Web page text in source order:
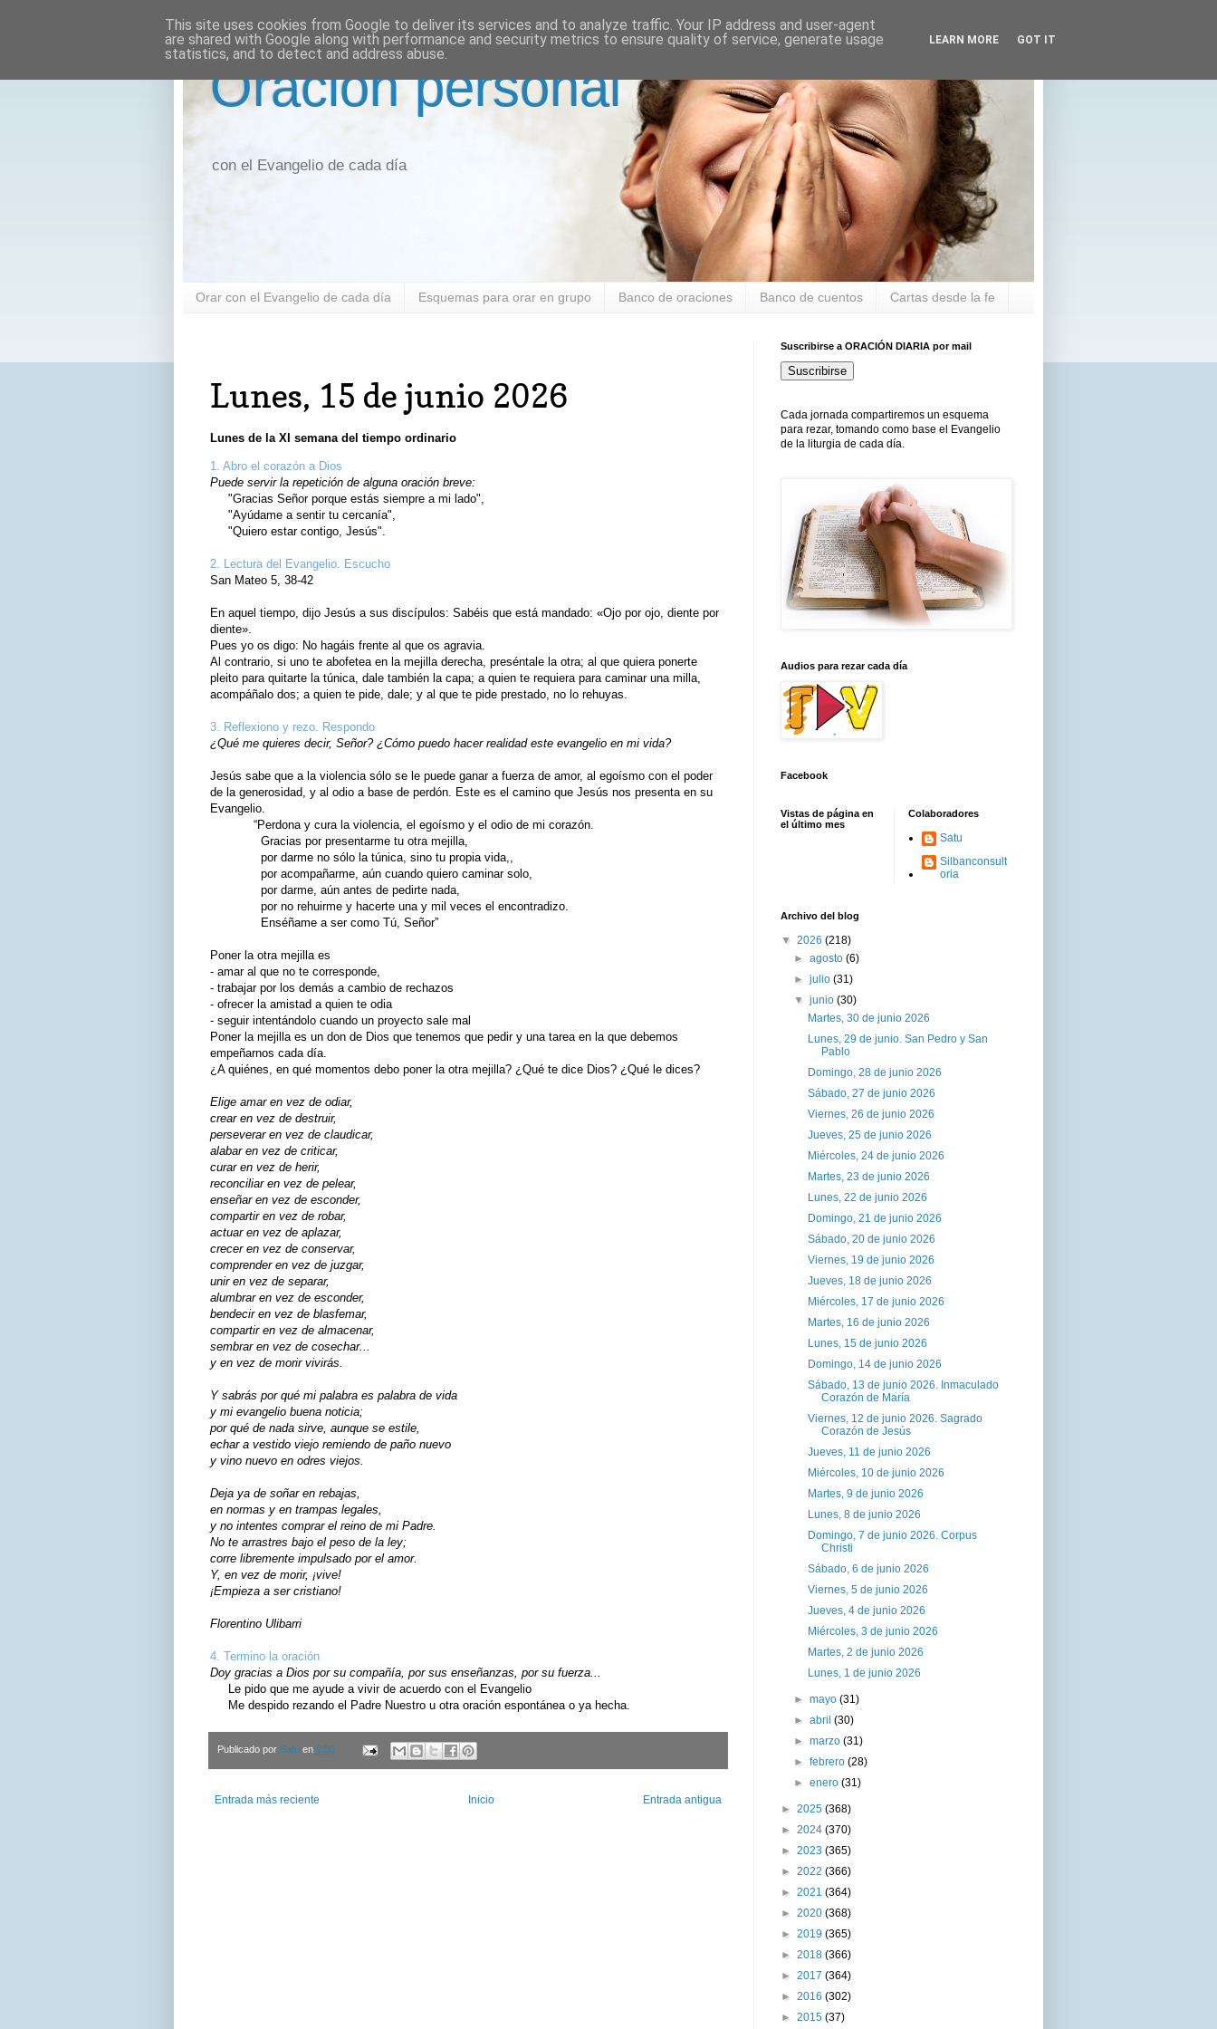
Oración personal
con el Evangelio de cada día
Orar con el Evangelio de cada día Esquemas para orar en grupo Banco de oraciones Banco de cuentos Cartas desde la fe
Lunes, 15 de junio 2026
Lunes de la XI semana del tiempo ordinario
1. Abro el corazón a Dios
Puede servir la repetición de alguna oración breve:
"Gracias Señor porque estás siempre a mi lado",
"Ayúdame a sentir tu cercanía",
"Quiero estar contigo, Jesús".
2. Lectura del Evangelio. Escucho
San Mateo 5, 38-42
En aquel tiempo, dijo Jesús a sus discípulos: Sabéis que está mandado: «Ojo por ojo, diente por
diente».
Pues yo os digo: No hagáis frente al que os agravia.
Al contrario, si uno te abofetea en la mejilla derecha, preséntale la otra; al que quiera ponerte
pleito para quitarte la túnica, dale también la capa; a quien te requiera para caminar una milla,
acompáñalo dos; a quien te pide, dale; y al que te pide prestado, no lo rehuyas.
3. Reflexiono y rezo. Respondo
¿Qué me quieres decir, Señor? ¿Cómo puedo hacer realidad este evangelio en mi vida?
Jesús sabe que a la violencia sólo se le puede ganar a fuerza de amor, al egoísmo con el poder
de la generosidad, y al odio a base de perdón. Este es el camino que Jesús nos presenta en su
Evangelio.
“Perdona y cura la violencia, el egoísmo y el odio de mi corazón.
Gracias por presentarme tu otra mejilla,
por darme no sólo la túnica, sino tu propia vida,,
por acompañarme, aún cuando quiero caminar solo,
por darme, aún antes de pedirte nada,
por no rehuirme y hacerte una y mil veces el encontradizo.
Enséñame a ser como Tú, Señor”
Poner la otra mejilla es
- amar al que no te corresponde,
- trabajar por los demás a cambio de rechazos
- ofrecer la amistad a quien te odia
- seguir intentándolo cuando un proyecto sale mal
Poner la mejilla es un don de Dios que tenemos que pedir y una tarea en la que debemos
empeñarnos cada día.
¿A quiénes, en qué momentos debo poner la otra mejilla? ¿Qué te dice Dios? ¿Qué le dices?
Elige amar en vez de odiar,
crear en vez de destruir,
perseverar en vez de claudicar,
alabar en vez de criticar,
curar en vez de herir,
reconciliar en vez de pelear,
enseñar en vez de esconder,
compartir en vez de robar,
actuar en vez de aplazar,
crecer en vez de conservar,
comprender en vez de juzgar,
unir en vez de separar,
alumbrar en vez de esconder,
bendecir en vez de blasfemar,
compartir en vez de almacenar,
sembrar en vez de cosechar...
y en vez de morir vivirás.
Y sabrás por qué mi palabra es palabra de vida
y mi evangelio buena noticia;
por qué de nada sirve, aunque se estile,
echar a vestido viejo remiendo de paño nuevo
y vino nuevo en odres viejos.
Deja ya de soñar en rebajas,
en normas y en trampas legales,
y no intentes comprar el reino de mi Padre.
No te arrastres bajo el peso de la ley;
corre libremente impulsado por el amor.
Y, en vez de morir, ¡vive!
¡Empieza a ser cristiano!
Florentino Ulibarri
4. Termino la oración
Doy gracias a Dios por su compañía, por sus enseñanzas, por su fuerza...
Le pido que me ayude a vivir de acuerdo con el Evangelio
Me despido rezando el Padre Nuestro u otra oración espontánea o ya hecha.
Publicado por Satu en 0:00
Entrada más reciente Entrada antigua
Inicio
Suscribirse a ORACIÓN DIARIA por mail
Suscribirse
Cada jornada compartiremos un esquema
para rezar, tomando como base el Evangelio
de la liturgia de cada día.
Audios para rezar cada día
Facebook
Vistas de página en
el último mes
Colaboradores
Satu
Silbanconsult
oria
Archivo del blog
▼ 2026 (218)
►agosto(6)
►julio(31)
▼junio(30)
Martes, 30 de junio 2026
Lunes, 29 de junio. San Pedro y San
Pablo
Domingo, 28 de junio 2026
Sábado, 27 de junio 2026
Viernes, 26 de junio 2026
Jueves, 25 de junio 2026
Miércoles, 24 de junio 2026
Martes, 23 de junio 2026
Lunes, 22 de junio 2026
Domingo, 21 de junio 2026
Sábado, 20 de junio 2026
Viernes, 19 de junio 2026
Jueves, 18 de junio 2026
Miércoles, 17 de junio 2026
Martes, 16 de junio 2026
Lunes, 15 de junio 2026
Domingo, 14 de junio 2026
Sábado, 13 de junio 2026. Inmaculado
Corazón de María
Viernes, 12 de junio 2026. Sagrado
Corazón de Jesús
Jueves, 11 de junio 2026
Miércoles, 10 de junio 2026
Martes, 9 de junio 2026
Lunes, 8 de junio 2026
Domingo, 7 de junio 2026. Corpus
Christi
Sábado, 6 de junio 2026
Viernes, 5 de junio 2026
Jueves, 4 de junio 2026
Miércoles, 3 de junio 2026
Martes, 2 de junio 2026
Lunes, 1 de junio 2026
►mayo(31)
►abril(30)
►marzo(31)
►febrero(28)
►enero(31)
► 2025 (368)
► 2024 (370)
► 2023 (365)
► 2022 (366)
► 2021 (364)
► 2020 (368)
► 2019 (365)
► 2018 (366)
► 2017 (364)
► 2016 (302)
► 2015 (37)
This site uses cookies from Google to deliver its services and to analyze traffic. Your IP address and user-agent
are shared with Google along with performance and security metrics to ensure quality of service, generate usage
statistics, and to detect and address abuse.
LEARN MORE GOT IT